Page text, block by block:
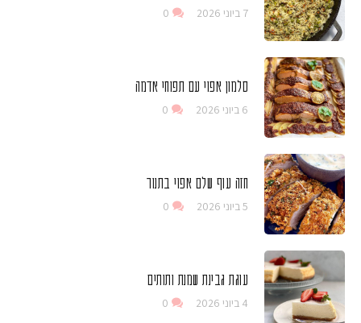
7 ביוני 2026 0
סלמון אפוי עם תפוחי אדמה
6 ביוני 2026 0
חזה עוף שלם אפוי בתנור
5 ביוני 2026 0
עוגת גבינת שמנת ותותים
4 ביוני 2026 0